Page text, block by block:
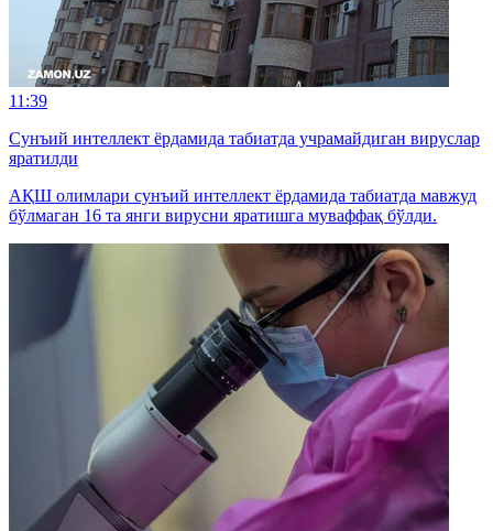
11:39
Сунъий интеллект ёрдамида табиатда учрамайдиган вируслар
яратилди
АҚШ олимлари сунъий интеллект ёрдамида табиатда мавжуд
бўлмаган 16 та янги вирусни яратишга муваффақ бўлди.